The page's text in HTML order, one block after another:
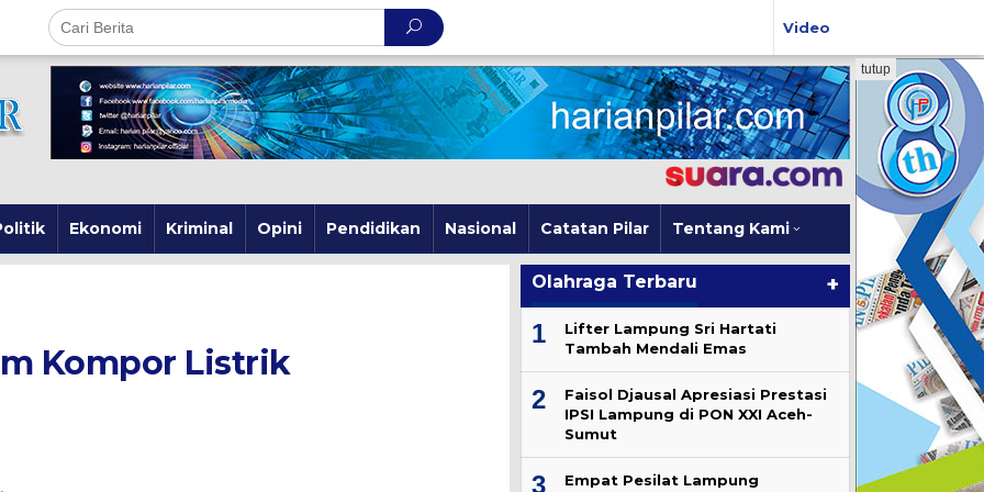
Video
Ekonomi Kriminal Opini Pendidikan Nasional Catatan Pilar Tentang Kami
tutup
Kompor Listrik
Olahraga Terbaru +
1
Lifter Lampung Sri Hartati
Tambah Mendali Emas
2
Faisol Djausal Apresiasi Prestasi
IPSI Lampung di PON XXI Aceh-
Sumut
3
Empat Pesilat Lampung